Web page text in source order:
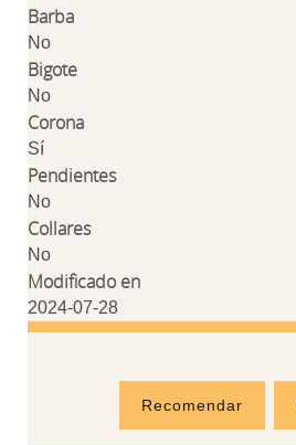
Barba
No
Bigote
No
Corona
Sí
Pendientes
No
Collares
No
Modificado en
2024-07-28
Recomendar